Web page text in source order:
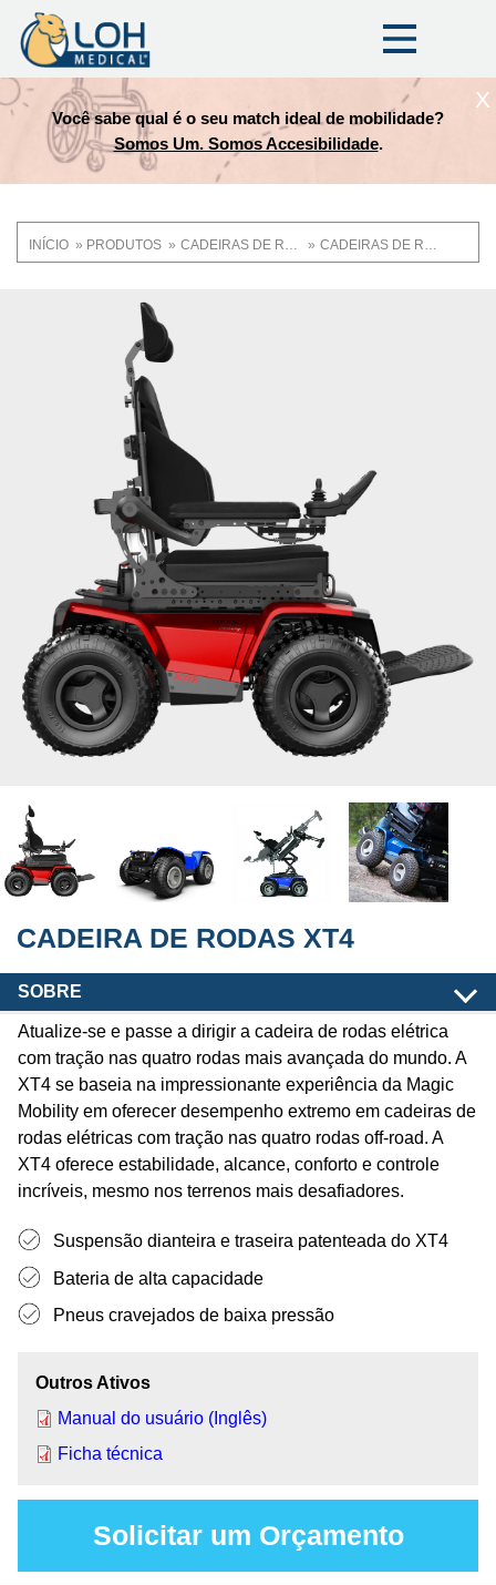
Você sabe qual é o seu match ideal de mobilidade?
Somos Um. Somos Accesibilidade.
X
Trilha
navegação
INÍCIO PRODUTOS
CADEIRA DE RODAS XT4
SOBRE
Atualize-se e passe a dirigir a cadeira de rodas elétrica
com tração nas quatro rodas mais avançada do mundo. A
XT4 se baseia na impressionante experiência da Magic
Mobility em oferecer desempenho extremo em cadeiras de
rodas elétricas com tração nas quatro rodas off-road. A
XT4 oferece estabilidade, alcance, conforto e controle
incríveis, mesmo nos terrenos mais desafiadores.
Suspensão dianteira e traseira patenteada do XT4
Bateria de alta capacidade
Pneus cravejados de baixa pressão
Outros Ativos
Manual do usuário (Inglês)
Ficha técnica
Solicitar um Orçamento